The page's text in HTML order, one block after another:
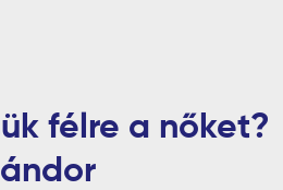
félre a nőket?